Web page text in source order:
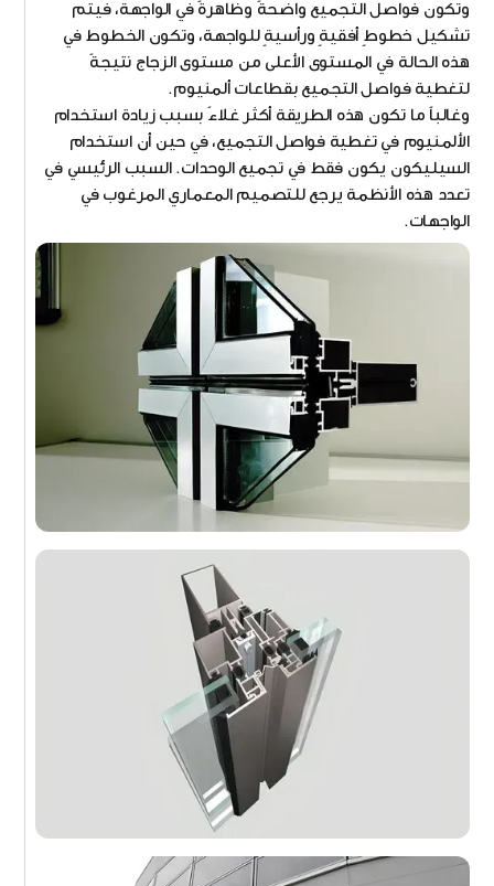
وتكون فواصل التجميع واضحةً وظاهرةً في الواجهة، فيتم
تشكيل خطوطٍ أفقيةٍ ورأسيةٍ للواجهة، وتكون الخطوط في
هذه الحالة في المستوى الأعلى من مستوى الزجاج نتيجةً
لتغطية فواصل التجميع بقطاعات ألمنيوم.
وغالباً ما تكون هذه الطريقة أكثر غلاءً بسبب زيادة استخدام
الألمنيوم في تغطية فواصل التجميع، في حين أن استخدام
السيليكون يكون فقط في تجميع الوحدات. السبب الرئيسي في
تعدد هذه الأنظمة يرجع للتصميم المعماري المرغوب في
الواجهات.